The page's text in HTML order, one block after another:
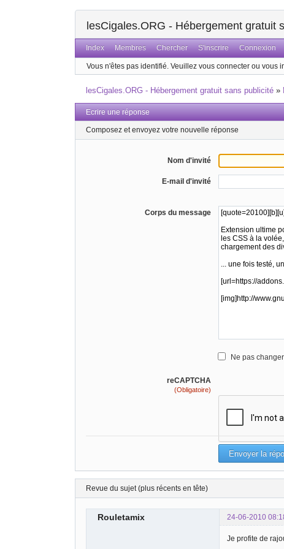
lesCigales.ORG - Hébergement gratuit
Index Membres Chercher S'inscrire Connexion
Vous n'êtes pas identifié. Veuillez vous connecter ou vous
lesCigales.ORG - Hébergement gratuit sans publicité »
Ecrire une réponse
Composez et envoyez votre nouvelle réponse
Nom d'invité
E-mail d'invité
Corps du message
Ne pas
reCAPTCHA
(Obligatoire)
Revue du sujet (plus récents en tête)
Rouletamix 24-06-2010
Je profite de